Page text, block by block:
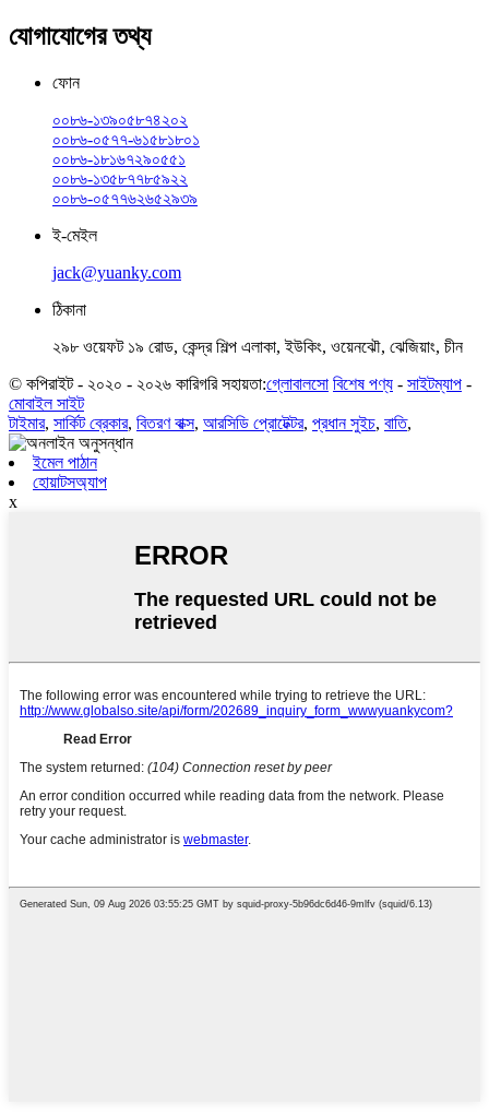
যোগাযোগের তথ্য
ফোন
০০৮৬-১৩৯০৫৮৭৪২০২
০০৮৬-০৫৭৭-৬১৫৮১৮০১
০০৮৬-১৮১৬৭২৯০৫৫১
০০৮৬-১৩৫৮৭৭৮৫৯২২
০০৮৬-০৫৭৭৬২৬৫২৯৩৯
ই-মেইল
jack@yuanky.com
ঠিকানা
২৯৮ ওয়েফট ১৯ রোড, কেন্দ্র শিল্প এলাকা, ইউকিং, ওয়েনঝৌ, ঝেজিয়াং, চীন
© কপিরাইট - ২০২০ - ২০২৬ কারিগরি সহায়তা:গ্লোবালসো বিশেষ পণ্য - সাইটম্যাপ -
মোবাইল সাইট
টাইমার, সার্কিট ব্রেকার, বিতরণ বাক্স, আরসিডি প্রোটেক্টর, প্রধান সুইচ, বাতি,
ইমেল পাঠান
হোয়াটসঅ্যাপ
x